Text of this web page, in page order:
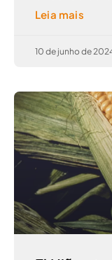
Leia mais
10 de junho de